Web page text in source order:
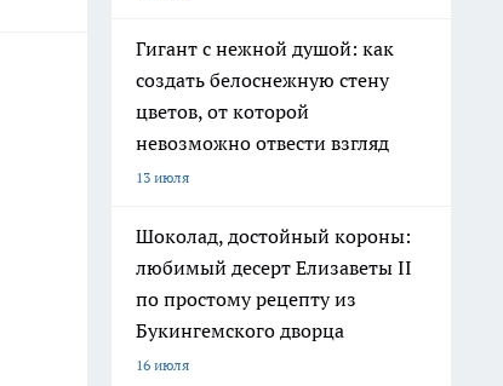
Гигант с нежной душой: как
создать белоснежную стену
цветов, от которой
невозможно отвести взгляд
13 июля
Шоколад, достойный короны:
любимый десерт Елизаветы II
по простому рецепту из
Букингемского дворца
16 июля